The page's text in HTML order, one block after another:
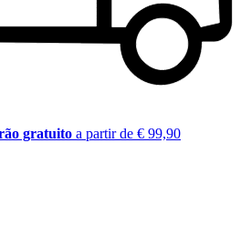
gratuito a partir de € 99,90